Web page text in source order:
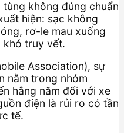
không đúng chuẩn
hiện: sạc không
rơ-le mau xuống
khó truy vết.
Association), sự
nằm trong nhóm
hằng năm đối với xe
điện là rủi ro có tần
tế.